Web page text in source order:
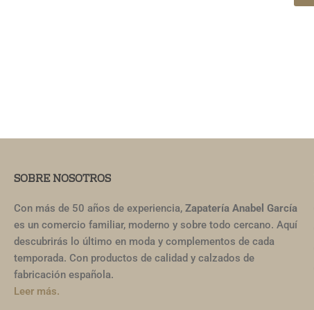
SOBRE NOSOTROS
Con más de 50 años de experiencia,Zapatería Anabel García
es un comercio familiar, moderno y sobre todo cercano. Aquí
descubrirás lo último en moda y complementos de cada
temporada. Con productos de calidad y calzados de
fabricación española.
Leer más.